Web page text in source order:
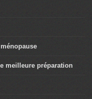
meilleure préparation